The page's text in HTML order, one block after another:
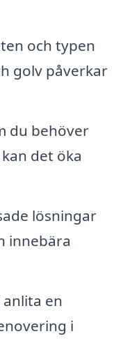
och typen
golv påverkar
du behöver
det öka
lösningar
innebära
en
i